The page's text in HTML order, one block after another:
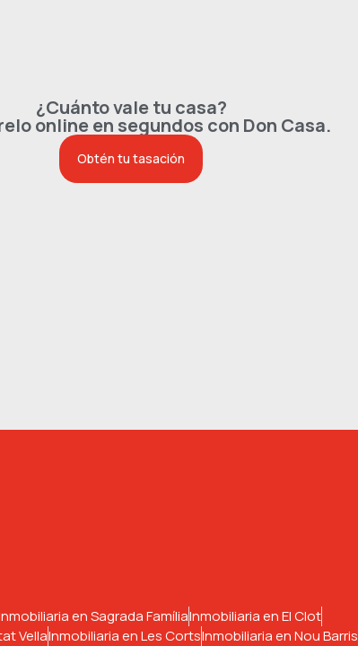
¿Cuánto vale tu casa?
online en segundos con Don Casa.
Obtén tu tasación
en Sagrada FamíliaInmobiliaria en El Clot
VellaInmobiliaria en Les CortsInmobiliaria en Nou Barris